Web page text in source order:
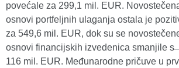
povećale za 299,1 mil. EUR.
osnovi portfeljnih ulaganja ostala je
za 549,6 mil. EUR, dok su se
osnovi financijskih izvedenica smanjile s
116 mil. EUR. Međunarodne pričuve u